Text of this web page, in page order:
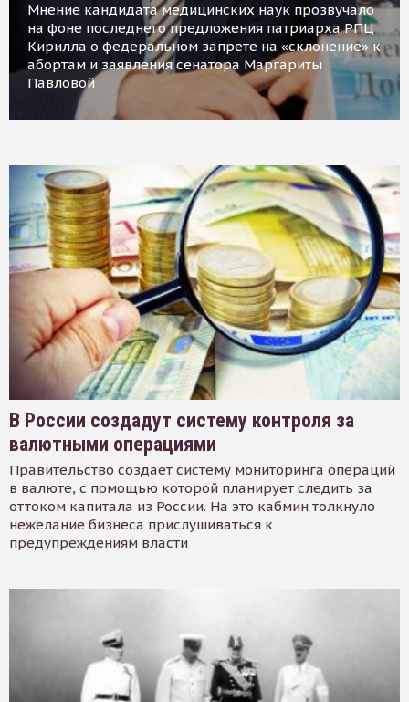
Мнение кандидата медицинских наук прозвучало
на фоне последнего предложения патриарха РПЦ
Кирилла о федеральном запрете на «склонение» к
абортам и заявления сенатора Маргариты
Павловой
В России создадут систему контроля за
валютными операциями
Правительство создает систему мониторинга операций
в валюте, с помощью которой планирует следить за
оттоком капитала из России. На это кабмин толкнуло
нежелание бизнеса прислушиваться к
предупреждениям власти